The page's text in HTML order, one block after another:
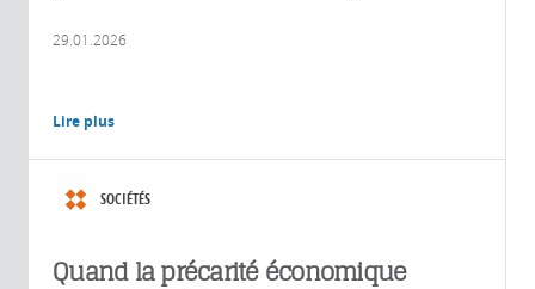
29.01.2026
Lire plus
SOCIÉTÉS
Quand la précarité économique